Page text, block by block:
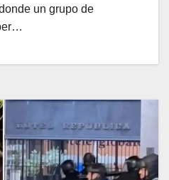
un grupo de